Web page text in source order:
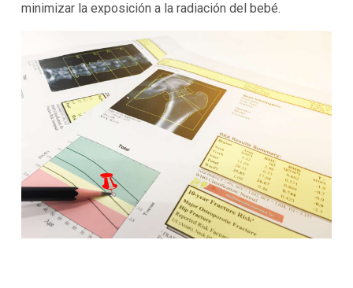
minimizar la exposición a la radiación del bebé.